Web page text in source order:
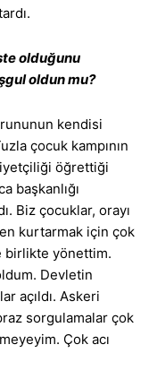
olduğunu
oldun mu?
kendisi
çocuk kampının
öğrettiği
başkanlığı
Biz çocuklar, orayı
kurtarmak için çok
birlikte yönettim.
Devletin
açıldı. Askeri
sorgulamalar çok
Çok acı